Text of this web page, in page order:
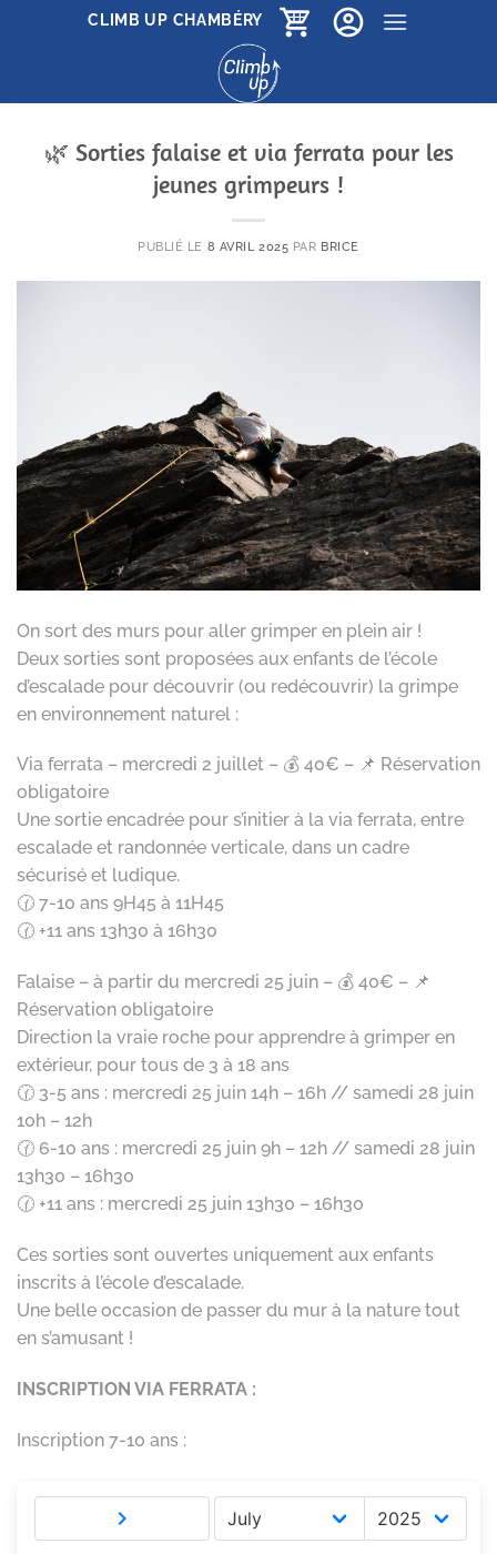
CLIMB UP CHAMBÉRY
🌿 Sorties falaise et via ferrata pour les
jeunes grimpeurs !
PUBLIÉ LE 8 AVRIL 2025 PAR BRICE
On sort des murs pour aller grimper en plein air !
Deux sorties sont proposées aux enfants de l’école
d’escalade pour découvrir (ou redécouvrir) la grimpe
en environnement naturel :
Via ferrata – mercredi 2 juillet – 💰 40€ – 📌 Réservation
obligatoire
Une sortie encadrée pour s’initier à la via ferrata, entre
escalade et randonnée verticale, dans un cadre
sécurisé et ludique.
🕜 7-10 ans 9H45 à 11H45
🕜 +11 ans 13h30 à 16h30
Falaise – à partir du mercredi 25 juin – 💰 40€ – 📌
Réservation obligatoire
Direction la vraie roche pour apprendre à grimper en
extérieur, pour tous de 3 à 18 ans
🕜 3-5 ans : mercredi 25 juin 14h – 16h // samedi 28 juin
10h – 12h
🕜 6-10 ans : mercredi 25 juin 9h – 12h // samedi 28 juin
13h30 – 16h30
🕜 +11 ans : mercredi 25 juin 13h30 – 16h30
Ces sorties sont ouvertes uniquement aux enfants
inscrits à l’école d’escalade.
Une belle occasion de passer du mur à la nature tout
en s’amusant !
INSCRIPTION VIA FERRATA :
Inscription 7-10 ans :